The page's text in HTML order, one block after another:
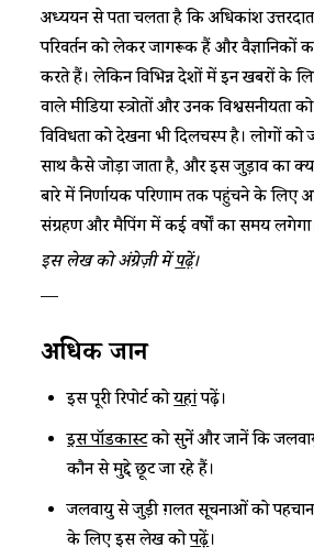
अध्ययन से पता चलता है कि अधिकांश
परिवर्तन को लेकर जागरूक हैं और वैज्ञानिकों
करते हैं। लेकिन विभिन्न देशों में इन खबरों के
वाले मीडिया स्त्रोतों और उनकी विश्वसनीयता
विविधता को देखना भी दिलचस्प है। लोगों
साथ कैसे जोड़ा जाता है, और इस जुड़ाव का
बारे में निर्णायक परिणाम तक पहुंचने के
संग्रहण और मैपिंग में कई वर्षों का समय
इस लेख को अंग्रेज़ी मेंपढ़ें।
—
अधिक जानें
इस पूरी रिपोर्ट कोयहांपढ़ें।
इस पॉडकास्टको सुनें और जानें कि
कौन से मुद्दे छूट जा रहे हैं।
जलवायु से जुड़ी ग़लत सूचनाओं को
के लिए इस लेख कोपढ़ें।